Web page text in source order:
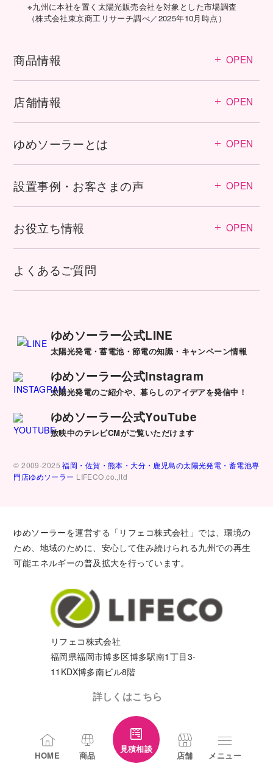
HOME 商品
見積相談
店舗 メニュー
※九州に本社を置く太陽光販売会社を対象とした市場調査
（株式会社東京商工リサーチ調べ／2025年10月時点）
ゆめソーラー公式LINE
太陽光発電・蓄電池・節電の知識・キャンペーン情報
ゆめソーラー公式Instagram
太陽光発電のご紹介や、暮らしのアイデアを発信中！
ゆめソーラー公式YouTube
放映中のテレビCMがご覧いただけます
商品情報 OPEN
店舗情報 OPEN
ゆめソーラーとは OPEN
設置事例・お客さまの声 OPEN
お役立ち情報 OPEN
よくあるご質問
© 2009-2025福岡・佐賀・熊本・大分・鹿児島の太陽光発電・蓄電池専
門店ゆめソーラー LIFECO.co.,ltd
ゆめソーラーを運営する「リフェコ株式会社」では、環境の
ため、地域のために、安心して住み続けられる九州での再生
可能エネルギーの普及拡大を行っています。
リフェコ株式会社
福岡県福岡市博多区博多駅南1丁目3-
11KDX博多南ビル8階
詳しくはこちら